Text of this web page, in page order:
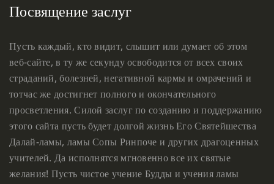
Посвящение заслуг
Пусть каждый, кто видит, слышит или думает об этом
веб-сайте, в ту же секунду освободится от всех своих
страданий, болезней, негативной кармы и омрачений и
тотчас же достигнет полного и окончательного
просветления. Силой заслуг по созданию и поддержанию
этого сайта пусть будет долгой жизнь Его Святейшества
Далай-ламы, ламы Сопы Ринпоче и других драгоценных
учителей. Да исполнятся мгновенно все их святые
желания! Пусть чистое учение Будды и учения ламы